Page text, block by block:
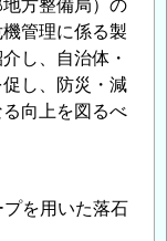
方整備局）の
管理に係る製
し、自治体・
し、防災・減
向上を図るべ
を用いた落石